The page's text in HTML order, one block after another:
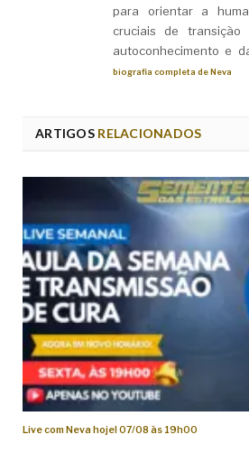
para orientar a
cruciais de transição
autoconhecimento e
biografia completa de Neva
ARTIGOSRELACIONADOS
Live com Neva hoje! 07/08 às 19h00